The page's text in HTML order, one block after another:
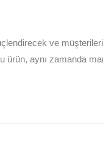
ve
aynı zamanda